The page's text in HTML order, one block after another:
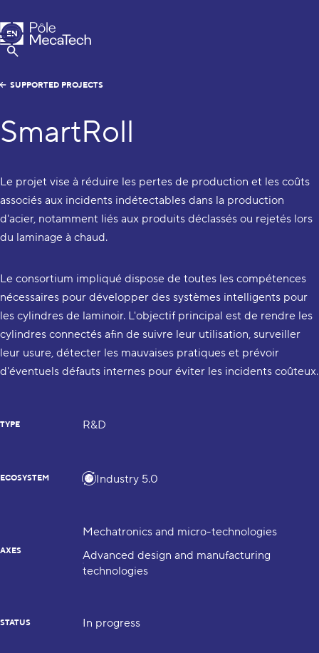
MecaTech
Menu
Show Search
EN
FR
SUPPORTED PROJECTS
SmartRoll
Le projet vise à réduire les pertes de production et les coûts
associés aux incidents indétectables dans la production
d'acier, notamment liés aux produits déclassés ou rejetés lors
du laminage à chaud.
Le consortium impliqué dispose de toutes les compétences
nécessaires pour développer des systèmes intelligents pour
les cylindres de laminoir. L'objectif principal est de rendre les
cylindres connectés afin de suivre leur utilisation, surveiller
leur usure, détecter les mauvaises pratiques et prévoir
d'éventuels défauts internes pour éviter les incidents coûteux.
TYPE R&D
ECOSYSTEM Industry 5.0
AXES
Mechatronics and micro-technologies
Advanced design and manufacturing
technologies
STATUS In progress